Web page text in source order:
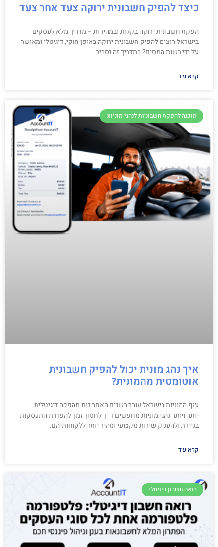
כיצד להפיק חשבונית ירוקה צעד אחר צעד
הפקת חשבונית ירוקה בקלות ובמהירות – מדריך מלא לעסקים
בישראל רוצים להפיק חשבונית ירוקה באופן חוקי, דיגיטלי ומאושר
על ידי רשות המסים? במדריך זה נסביר
קרא עוד
תוכנה להפקת חשבוניות לנהגי מוניות
איך נהג מונית יכול להפיק חשבונית
אוטומטית מהמונית?
ענף המוניות בישראל עובר בשנים האחרונות מהפכה דיגיטלית.
יותר ויותר נהגי מוניות מחפשים דרך לחסוך זמן, להפחית התעסקות
בניירת ולהעניק שירות מקצועי ומהיר יותר ללקוחותיהם.
קרא עוד
רואה חשבון דיגיטלי